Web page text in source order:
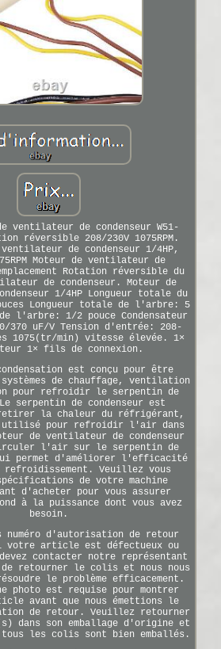
ventilateur de condenseur W51-
réversible 208/230V 1075RPM.
de condenseur 1/4HP,
Moteur de ventilateur de
Rotation réversible du
de condenseur. Moteur de
1/4HP Longueur totale du
Longueur totale de l'arbre: 5
l'arbre: 1/2 pouce Condensateur
370 uF/V Tension d'entrée: 208-
1075(tr/min) vitesse élevée. 1×
1× fils de connexion.
est conçu pour être
de chauffage, ventilation
pour refroidir le serpentin de
serpentin de condenseur est
retirer la chaleur du réfrigérant,
utilisé pour refroidir l'air dans
de ventilateur de condenseur
l'air sur le serpentin de
permet d'améliorer l'efficacité
refroidissement. Veuillez vous
de votre machine
d'acheter pour vous assurer
à la puissance dont vous avez
besoin.
numéro d'autorisation de retour
votre article est défectueux ou
contacter notre représentant
de retourner le colis et nous nous
le problème efficacement.
photo est requise pour montrer
avant que nous émettions le
de retour. Veuillez retourner
dans son emballage d'origine et
tous les colis sont bien emballés.